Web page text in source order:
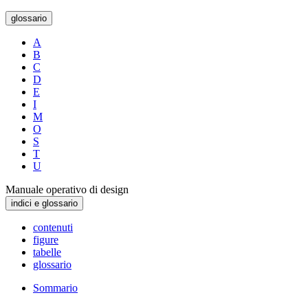
glossario
A
B
C
D
E
I
M
O
S
T
U
Manuale operativo di design
indici e glossario
contenuti
figure
tabelle
glossario
Sommario